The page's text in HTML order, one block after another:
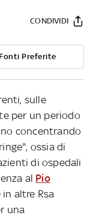
Fonti Preferite
CONDIVIDI
sulle
per un periodo
concentrando
ossia di
di ospedali
al Pio
in altre Rsa
una